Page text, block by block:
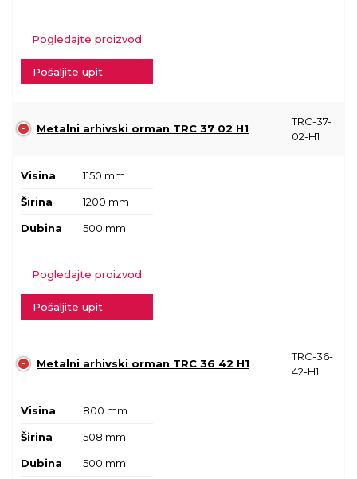
Pogledajte proizvod
Pošaljite upit
Metalni arhivski orman TRC 37 02 H1
TRC-37-
02-H1
Visina 1150 mm
Širina 1200 mm
Dubina 500 mm
Pogledajte proizvod
Pošaljite upit
Metalni arhivski orman TRC 36 42 H1
TRC-36-
42-H1
Visina 800 mm
Širina 508 mm
Dubina 500 mm